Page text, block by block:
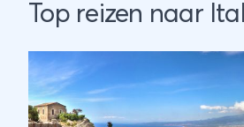
Top reizen naar